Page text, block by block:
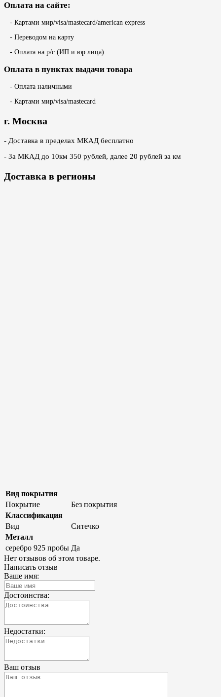
Оплата на сайте:
- Картами мир/visa/mastecard/american express
- Переводом на карту
- Оплата на р/с (ИП и юр.лица)
Оплата в пунктах выдачи товара
- Оплата наличными
- Картами мир/visa/mastecard
г. Москва
- Доставка в пределах МКАД бесплатно
- За МКАД до 10км 350 рублей, далее 20 рублей за км
Доставка в регионы
Вид покрытия
Покрытие
Без покрытия
Классификация
Вид
Ситечко
Металл
серебро 925 пробы Да
Нет отзывов об этом товаре.
Написать отзыв
Ваше имя:
Достоинства:
Недостатки:
Ваш отзыв